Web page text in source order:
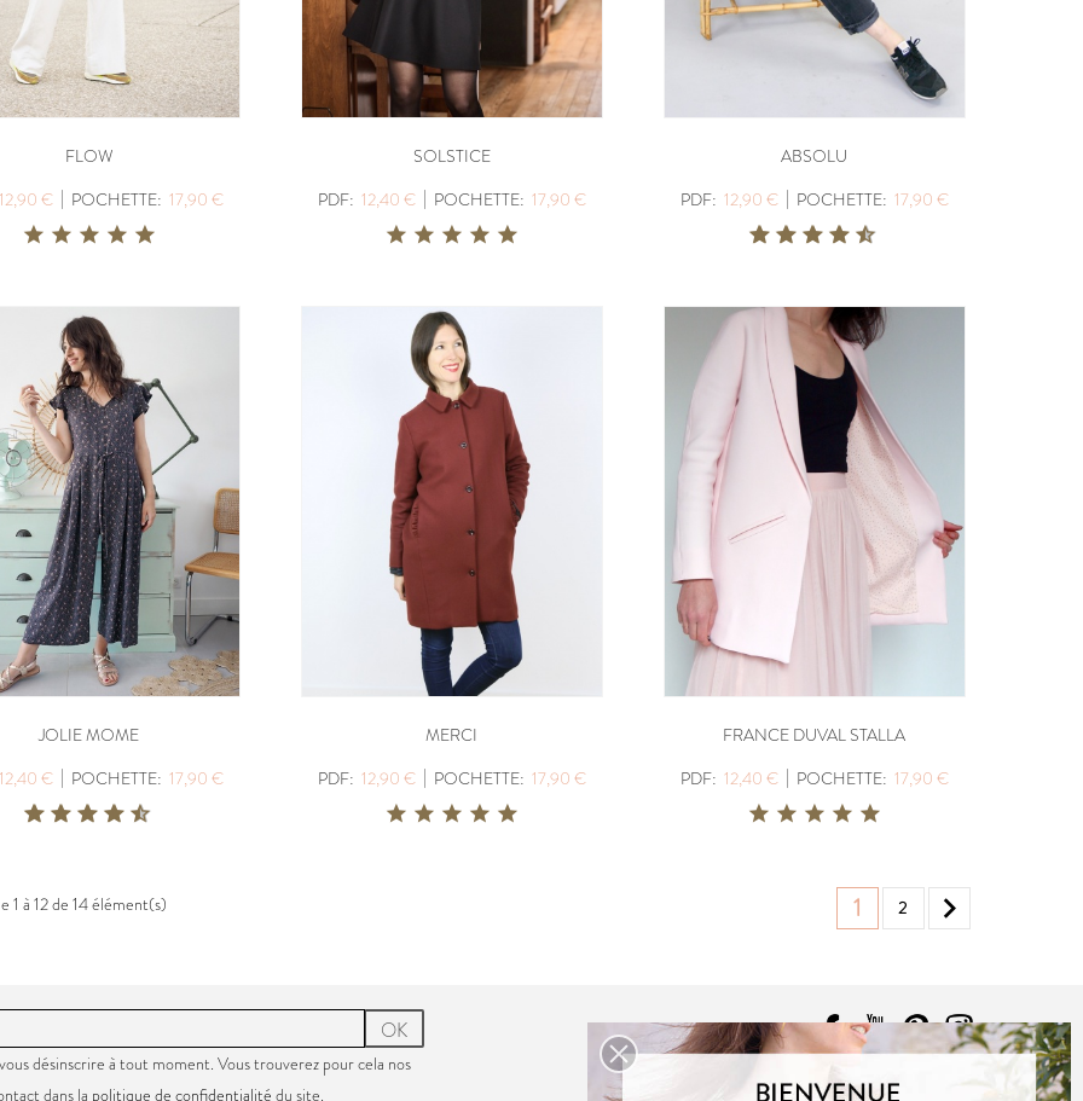
FLOW
€| POCHETTE: 17,90 €
SOLSTICE
PDF: 12,40 €| POCHETTE: 17,90 €
ABSOLU
PDF: 12,90 €| POCHETTE: 17,90 €
JOLIE MOME
€| POCHETTE: 17,90 €
MERCI
PDF: 12,90 €| POCHETTE: 17,90 €
FRANCE DUVAL STALLA
PDF: 12,40 €| POCHETTE: 17,90 €
1 à 12 de 14 élément(s) 1 2 
OK
désinscrire à tout moment. Vous trouverez pour cela nos
dans la politique de confidentialité du site.